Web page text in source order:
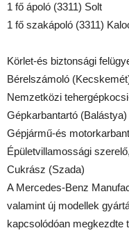
1 fő ápoló (3311) Solt
1 fő szakápoló (3311)
Körlet-és biztonsági
Bérelszámoló
Nemzetközi
Gépkarbantartó (Balástya)
Gépjármű-és
Épületvillamossági
Cukrász (Szada)
A Mercedes-Benz
valamint új modellek
kapcsolódóan megkezdte